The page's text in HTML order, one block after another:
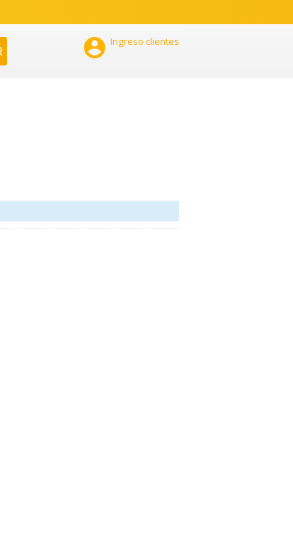
 Ingreso clientes